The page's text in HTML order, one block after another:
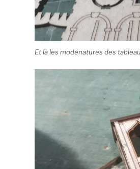
Et là les modénatures des